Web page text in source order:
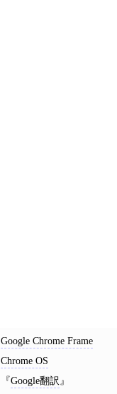
Google Chrome Frame
Chrome OS
Google翻訳